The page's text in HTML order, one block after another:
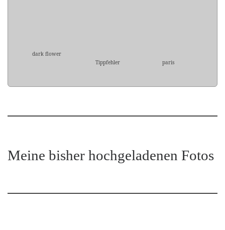
dark flower
Tippfehler
paris
Meine bisher hochgeladenen Fotos